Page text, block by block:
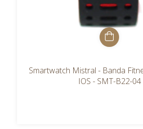
Smartwatch Mistral - Banda
IOS - SMT-B22-04